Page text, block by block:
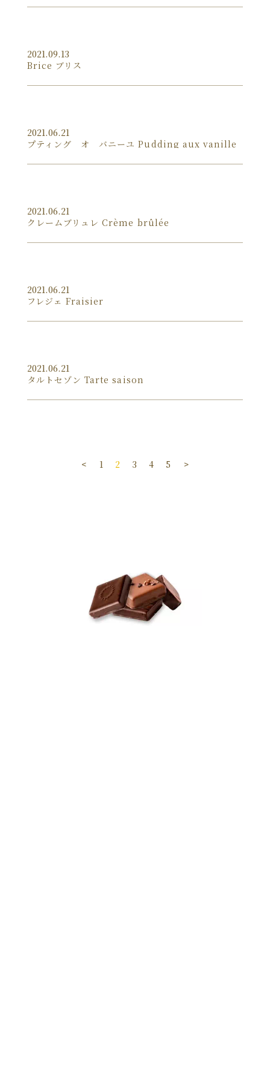
2021.09.13
Brice ブリス
2021.06.21
プティング オ バニーユ Pudding aux vanille
2021.06.21
クレームブリュレ Crème brûlée
2021.06.21
フレジェ Fraisier
2021.06.21
タルトセゾン Tarte saison
< 1 2 3 4 5 >